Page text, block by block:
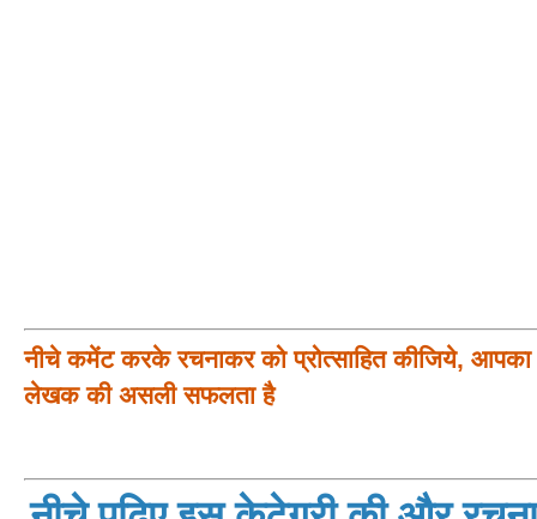
नीचे कमेंट करके रचनाकर को प्रोत्साहित कीजिये, आपका
लेखक की असली सफलता है